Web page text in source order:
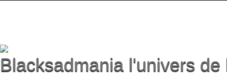
Blacksadmania l'univers